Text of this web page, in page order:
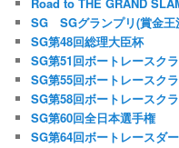
SG SGグランプリ(賞金王
SG第48回総理大臣杯
SG第51回ボートレースク
SG第55回ボートレースク
SG第58回ボートレースク
SG第60回全日本選手権
SG第64回ボートレースダ